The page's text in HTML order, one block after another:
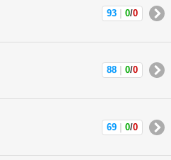
93 0/0
88 0/0
69 0/0